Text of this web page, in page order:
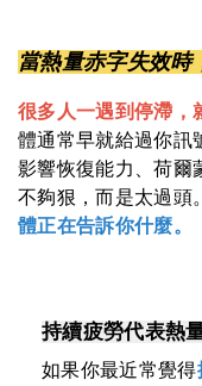
當熱量赤字失效時
很多人一遇到停滯，
體通常早就給過你訊
影響恢復能力、荷爾
不夠狠，而是太過頭
體正在告訴你什麼。
持續疲勞代表熱
如果你最近常覺得